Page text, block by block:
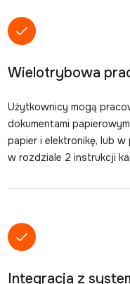
Wielotrybowa
Użytkownicy mogą
dokumentami
papier i elektronikę, lub w
w rozdziale 2 instrukcji
Integracja z